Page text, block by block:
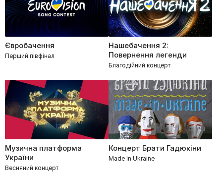
Євробачення
Перший півфінал
Нашебачення 2:
Повернення легенди
Благодійний концерт
Музична платформа
України
Весняний концерт
Концерт Брати Гадюкіни
Made In Ukraine